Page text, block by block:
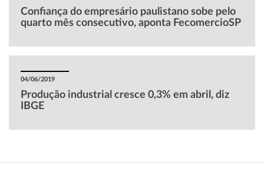
Confiança do empresário paulistano sobe pelo
quarto mês consecutivo, aponta FecomercioSP
04/06/2019
Produção industrial cresce 0,3% em abril, diz
IBGE